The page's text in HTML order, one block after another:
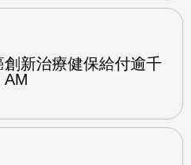
新治療健保給付逾千
AM